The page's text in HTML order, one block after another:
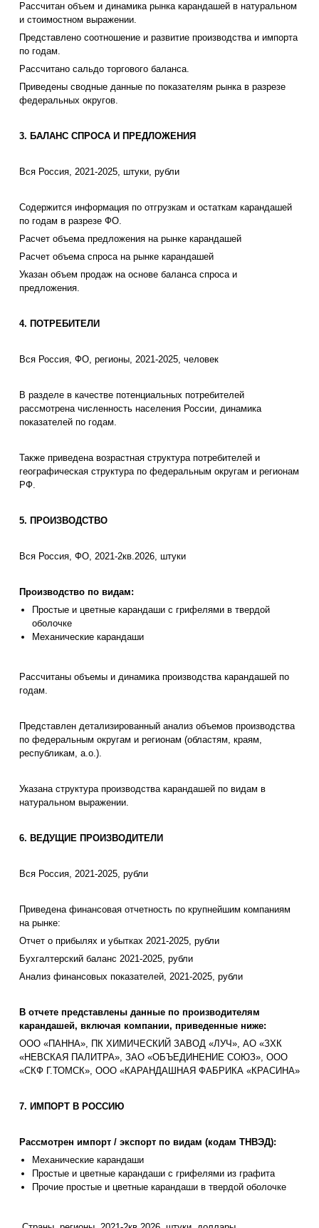
Рассчитан объем и динамика рынка карандашей в натуральном
и стоимостном выражении.
Представлено соотношение и развитие производства и импорта
по годам.
Рассчитано сальдо торгового баланса.
Приведены сводные данные по показателям рынка в разрезе
федеральных округов.
3. БАЛАНС СПРОСА И ПРЕДЛОЖЕНИЯ
Вся Россия, 2021-2025, штуки, рубли
Содержится информация по отгрузкам и остаткам карандашей
по годам в разрезе ФО.
Расчет объема предложения на рынке карандашей
Расчет объема спроса на рынке карандашей
Указан объем продаж на основе баланса спроса и
предложения.
4. ПОТРЕБИТЕЛИ
Вся Россия, ФО, регионы, 2021-2025, человек
В разделе в качестве потенциальных потребителей
рассмотрена численность населения России, динамика
показателей по годам.
Также приведена возрастная структура потребителей и
географическая структура по федеральным округам и регионам
РФ.
5. ПРОИЗВОДСТВО
Вся Россия, ФО, 2021-2кв.2026, штуки
Производство по видам:
Простые и цветные карандаши с грифелями в твердой
оболочке
Механические карандаши
Рассчитаны объемы и динамика производства карандашей по
годам.
Представлен детализированный анализ объемов производства
по федеральным округам и регионам (областям, краям,
республикам, а.о.).
Указана структура производства карандашей по видам в
натуральном выражении.
6. ВЕДУЩИЕ ПРОИЗВОДИТЕЛИ
Вся Россия, 2021-2025, рубли
Приведена финансовая отчетность по крупнейшим компаниям
на рынке:
Отчет о прибылях и убытках 2021-2025, рубли
Бухгалтерский баланс 2021-2025, рубли
Анализ финансовых показателей, 2021-2025, рубли
В отчете представлены данные по производителям
карандашей, включая компании, приведенные ниже:
ООО «ПАННА», ПК ХИМИЧЕСКИЙ ЗАВОД «ЛУЧ», АО «ЗХК
«НЕВСКАЯ ПАЛИТРА», ЗАО «ОБЪЕДИНЕНИЕ СОЮЗ», ООО
«СКФ Г.ТОМСК», ООО «КАРАНДАШНАЯ ФАБРИКА «КРАСИНА»
7. ИМПОРТ В РОССИЮ
Рассмотрен импорт / экспорт по видам (кодам ТНВЭД):
Механические карандаши
Простые и цветные карандаши с грифелями из графита
Прочие простые и цветные карандаши в твердой оболочке